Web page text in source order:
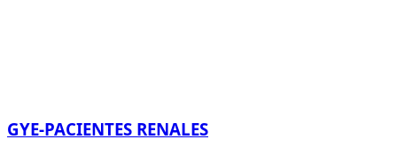
GYE-PACIENTES RENALES